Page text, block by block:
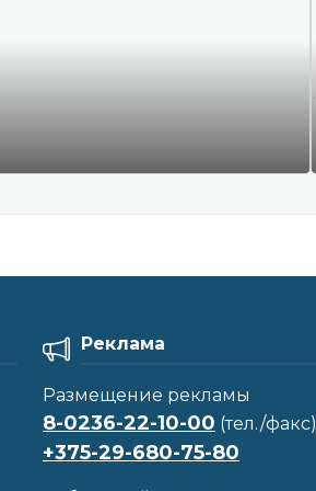
Реклама
Размещение рекламы
8-0236-22-10-00 (тел./факс)
+375-29-680-75-80